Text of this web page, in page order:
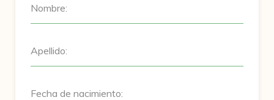
Nombre:
Apellido:
Fecha de nacimiento: